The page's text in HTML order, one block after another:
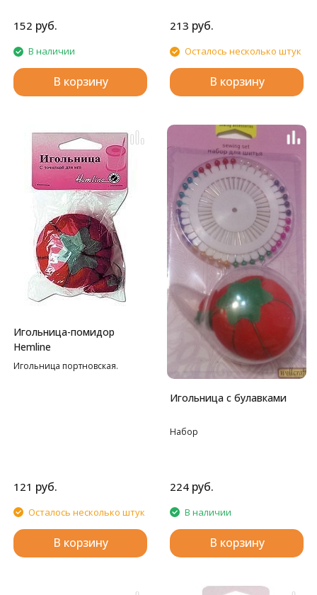
152 руб.
В наличии
В корзину
213 руб.
Осталось несколько штук
В корзину
Игольница-помидор
Hemline
Игольница портновская.
121 руб.
Осталось несколько штук
В корзину
Игольница с булавками
Набор
224 руб.
В наличии
В корзину